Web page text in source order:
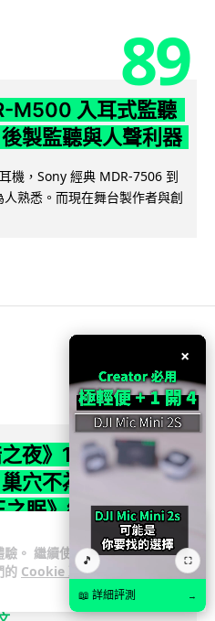
。 繼續使用
的 Cookie 政
89
M500 入耳式監聽
製監聽與人聲利器
機，Sony 經典 MDR-7506 到
熟悉。而現在舞台製作者與創
夜》12.1 「烏拉特
穴不為提高世界首
眠》縮短約 10 分
新 12.1「烏拉特克的詛咒」將
新區域「盤蛇島」、地城「毒牙
×
🎵 ⛶
📖 詳細評測 →